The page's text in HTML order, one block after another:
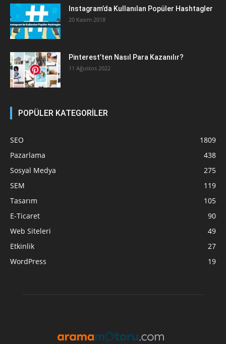
Instagram’da Kullanılan Popüler Hashtagler
20 Kasım 2018
Pinterest’ten Nasıl Para Kazanılır?
11 Ağustos 2022
POPÜLER KATEGORİLER
SEO
1809
Pazarlama
438
Sosyal Medya
275
SEM
119
Tasarım
105
E-Ticaret
90
Web Siteleri
49
Etkinlik
27
WordPress
19